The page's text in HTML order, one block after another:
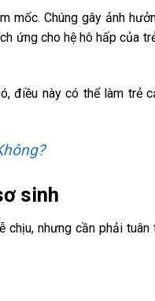
mốc. Chúng gây ảnh
ứng cho hệ hô hấp của
điều này có thể làm trẻ
sinh
nhưng cần phải